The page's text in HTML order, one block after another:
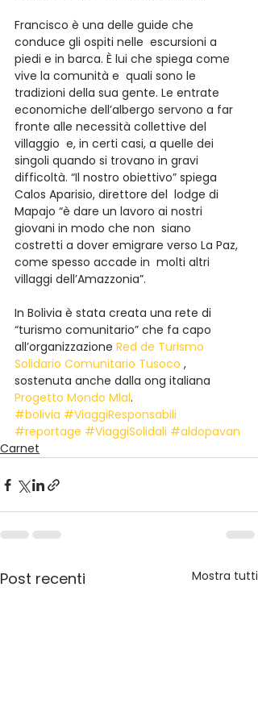
Francisco è una delle guide che
conduce gli ospiti nelle  escursioni a
piedi e in barca. È lui che spiega come
vive la comunità e  quali sono le
tradizioni della sua gente. Le entrate
economiche dell’albergo servono a far
fronte alle necessità collettive del
villaggio  e, in certi casi, a quelle dei
singoli quando si trovano in gravi
difficoltà. “Il nostro obiettivo” spiega
Calos Aparisio, direttore del  lodge di
Mapajo “è dare un lavoro ai nostri
giovani in modo che non  siano
costretti a dover emigrare verso La Paz,
come spesso accade in  molti altri
villaggi dell’Amazzonia”.
In Bolivia è stata creata una rete di
“turismo comunitario” che fa capo
all’organizzazione Red de Turismo
Solidario Comunitario Tusoco ,
sostenuta anche dalla ong italiana
Progetto Mondo Mlal.
#bolivia #ViaggiResponsabili
#reportage #ViaggiSolidali #aldopavan
Carnet
Post recenti Mostra tutti